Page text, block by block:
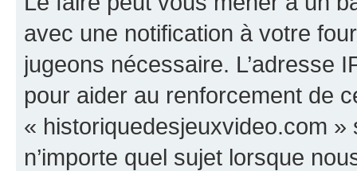
avec une notification à votre
jugeons nécessaire. L’adresse
pour aider au renforcement de
« historiquedesjeuxvideo.com
n’importe quel sujet lorsque